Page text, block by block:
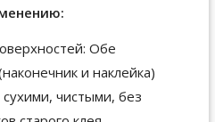
Обе
и наклейка)
чистыми, без